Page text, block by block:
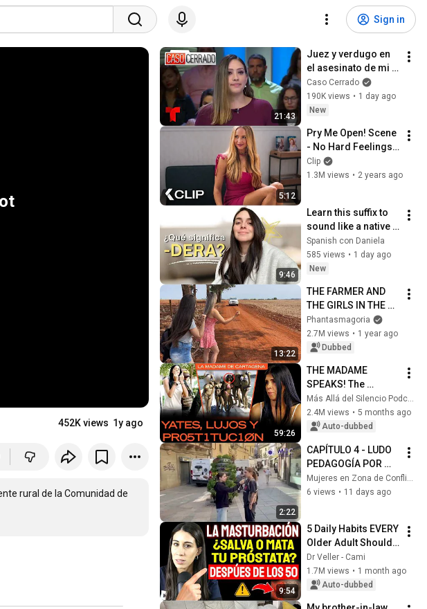
Sign in
452K views 1y ago
rural de la Comunidad de
21:43
Juez y verdugo en
el asesinato de mi
esposo ⚰️👱🏻‍♀️😎 |
Caso Cerrado
Capítulo Completo
Caso Cerrado
190K views • 1 day ago
New
5:12
Pry Me Open! Scene
- No Hard Feelings
(2023)
Clip
1.3M views • 2 years ago
9:46
Learn this suffix to
sound like a native
Spanish speaker |
Comprehensible
input in Spanish
Spanish con Daniela
585 views • 1 day ago
New
13:22
THE FARMER AND
THE GIRLS IN THE
TRUCK
Phantasmagoria
2.7M views • 1 year ago
Dubbed
59:26
THE MADAME
SPEAKS! The
forbidden secrets
of the mega-parties
on yachts that
Más Allá del Silencio Podcast
2.4M views • 5 months ago
Auto-dubbed
2:22
CAPÍTULO 4 - LUDO
PEDAGOGÍA POR
UNA CULTURA DE
PAZ EN
6 views • 11 days ago
9:54
5 Daily Habits EVERY
Older Adult Should
Adopt to Protect the
Prostate
Dr Veller - Cami
1.7M views • 1 month ago
Auto-dubbed